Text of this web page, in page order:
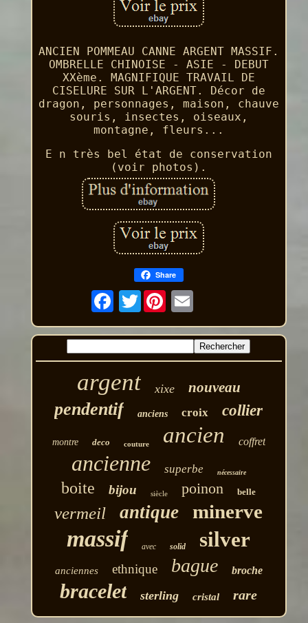
ANCIEN POMMEAU CANNE ARGENT MASSIF.
OMBRELLE CHINOISE - ASIE - DEBUT
XXème. MAGNIFIQUE TRAVAIL DE
CISELURE SUR L'ARGENT. Décor de
dragon, personnages, maison, chauve
souris, insectes, oiseaux,
montagne, fleurs...
E n très bel état de conservation
(voir photos).
Share
Twitter
argent xixe nouveau
pendentif anciens croix collier
montre deco couture ancien coffret
ancienne superbe nécessaire
boite bijou siècle poinon belle
vermeil antique minerve
massif avec solid silver
anciennes ethnique bague broche
bracelet sterling cristal rare